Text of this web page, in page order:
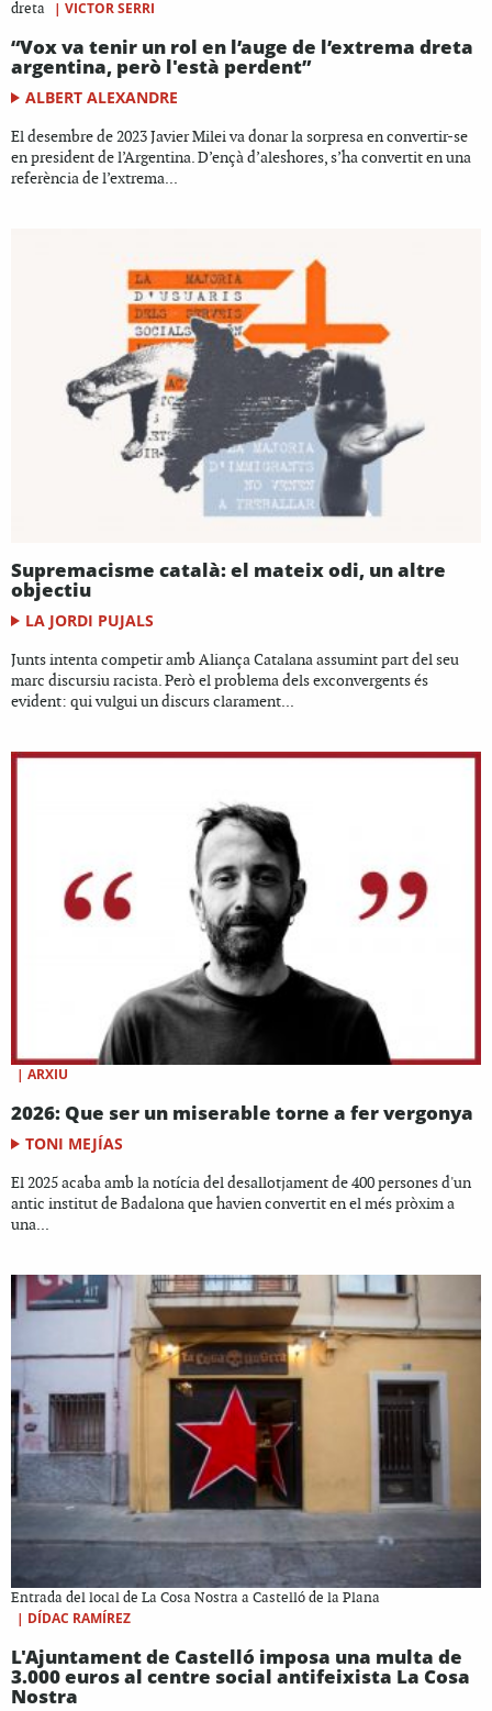
dreta | VICTOR SERRI
“Vox va tenir un rol en l’auge de l’extrema dreta
argentina, però l'està perdent”
ALBERT ALEXANDRE
El desembre de 2023 Javier Milei va donar la sorpresa en convertir-se
en president de l’Argentina. D’ençà d’aleshores, s’ha convertit en una
referència de l’extrema...
Supremacisme català: el mateix odi, un altre
objectiu
LA JORDI PUJALS
Junts intenta competir amb Aliança Catalana assumint part del seu
marc discursiu racista. Però el problema dels exconvergents és
evident: qui vulgui un discurs clarament...
| ARXIU
2026: Que ser un miserable torne a fer vergonya
TONI MEJÍAS
El 2025 acaba amb la notícia del desallotjament de 400 persones d'un
antic institut de Badalona que havien convertit en el més pròxim a
una...
Entrada del local de La Cosa Nostra a Castelló de la Plana
| DÍDAC RAMÍREZ
L'Ajuntament de Castelló imposa una multa de
3.000 euros al centre social antifeixista La Cosa
Nostra